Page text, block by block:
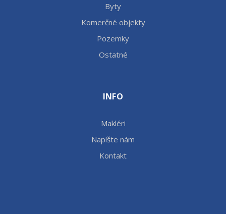
Byty
Komerčné objekty
Pozemky
Ostatné
INFO
Makléri
Napíšte nám
Kontakt